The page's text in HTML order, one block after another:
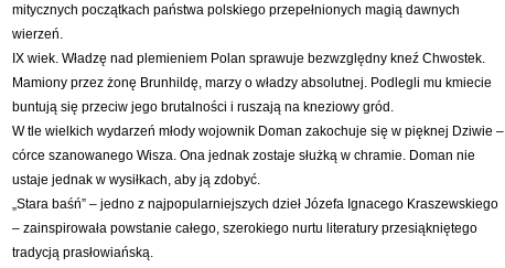
mitycznych początkach państwa polskiego przepełnionych magią dawnych
wierzeń.
IX wiek. Władzę nad plemieniem Polan sprawuje bezwzględny kneź Chwostek.
Mamiony przez żonę Brunhildę, marzy o władzy absolutnej. Podlegli mu kmiecie
buntują się przeciw jego brutalności i ruszają na kneziowy gród.
W tle wielkich wydarzeń młody wojownik Doman zakochuje się w pięknej Dziwie –
córce szanowanego Wisza. Ona jednak zostaje służką w chramie. Doman nie
ustaje jednak w wysiłkach, aby ją zdobyć.
„Stara baśń” – jedno z najpopularniejszych dzieł Józefa Ignacego Kraszewskiego
– zainspirowała powstanie całego, szerokiego nurtu literatury przesiąkniętego
tradycją prasłowiańską.